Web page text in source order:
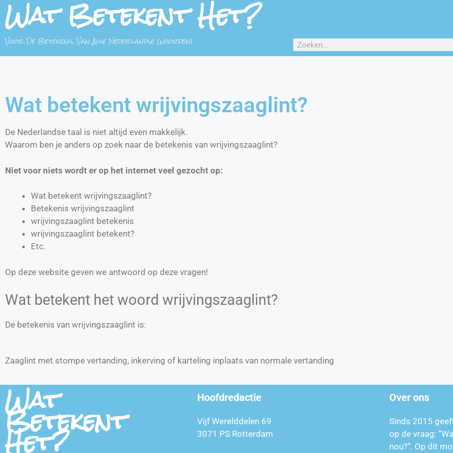
Wat Betekent Het?
Voor De Betekenis Van Alle Nederlandse Woorden!
Wat betekent wrijvingszaaglint?
De Nederlandse taal is niet altijd even makkelijk.
Waarom ben je anders op zoek naar de betekenis van wrijvingszaaglint?
Niet voor niets wordt er op het internet veel gezocht op:
Wat betekent wrijvingszaaglint?
Betekenis wrijvingszaaglint
wrijvingszaaglint betekenis
wrijvingszaaglint betekent?
Etc.
Op deze website geven we antwoord op deze vragen!
Wat betekent het woord wrijvingszaaglint?
De betekenis van wrijvingszaaglint is:
Zaaglint met stompe vertanding, inkerving of karteling inplaats van normale vertanding
Wat
Betekent
Het?
Hoofdredactie
Vijf Werelddelen 69
3071 PS Rotterdam
Over ons
Sinds 2015
op de vraag:
nou?”. Op dit